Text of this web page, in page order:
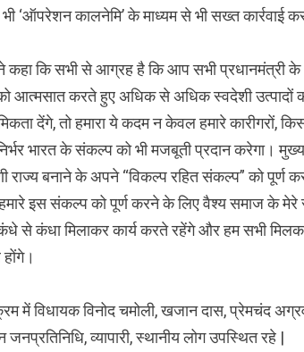
भी ‘ऑपरेशन कालनेमि’ के माध्यम से भी सख्त कार्रवाई
कहा कि सभी से आग्रह है कि आप सभी प्रधानमंत्री
आत्मसात करते हुए अधिक से अधिक स्वदेशी उत्पादों
देंगे, तो हमारा ये कदम न केवल हमारे कारीगरों,
भारत के संकल्प को भी मजबूती प्रदान करेगा।
राज्य बनाने के अपने “विकल्प रहित संकल्प” को पूर्ण
इस संकल्प को पूर्ण करने के लिए वैश्य समाज के मेरे
से कंधा मिलाकर कार्य करते रहेंगे और हम सभी
में विधायक विनोद चमोली, खजान दास, प्रेमचंद
जनप्रतिनिधि, व्यापारी, स्थानीय लोग उपस्थित रहे |